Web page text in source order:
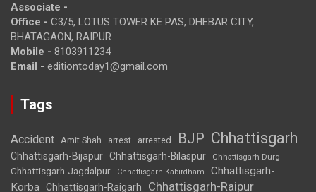
Associate -
Office - C3/5, LOTUS TOWER KE PAS, DHEBAR CITY,
BHATAGAON, RAIPUR
Mobile - 8103911234
Email - editiontoday1@gmail.com
Tags
Accident Amit Shah arrest arrested BJP Chhattisgarh
Chhattisgarh-Bijapur Chhattisgarh-Bilaspur Chhattisgarh-Durg
Chhattisgarh-Jagdalpur Chhattisgarh-Kabirdham
Chhattisgarh-
Korba Chhattisgarh-Raigarh Chhattisgarh-Raipur